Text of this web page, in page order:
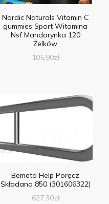
Nordic Naturals Vitamin C
gummies Sport Witamina
Nsf Mandarynka 120
Żelków
105,90zł
Bemeta Help Poręcz
Składana 850 (301606322)
627,30zł